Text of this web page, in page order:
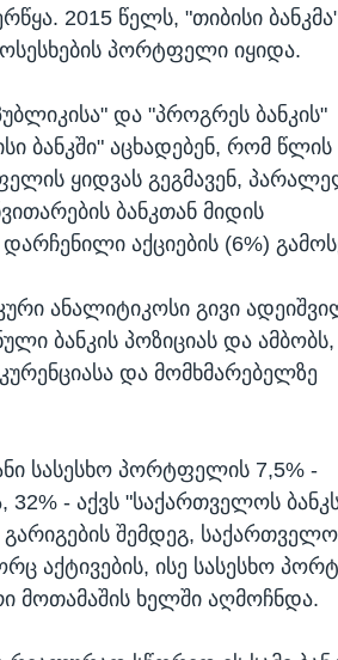
2015 წელს, "თიბისი
პორტფელი იყიდა.
და "პროგრეს ბანკის"
ბანკში" აცხადებენ, რომ წლის
ყიდვას გეგმავენ,
ბანკთან მიდის
აქციების (6%)
ანალიტიკოსი გივი
ბანკის პოზიციას და
და მომხმარებელზე
სასესხო პორტფელის 7,5% -
32% - აქვს "საქართველოს
გარიგების შემდეგ,
აქტივების, ისე სასესხო
მოთამაშის ხელში აღმოჩნდა.